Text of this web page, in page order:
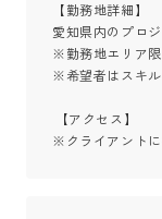
【勤務地詳細】
愛知県内のプロ
※勤務地エリア
※希望者はスキ
※クライアントに